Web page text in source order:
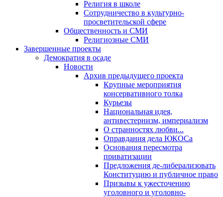
Религия в школе
Сотрудничество в культурно-
просветительской сфере
Общественность и СМИ
Религиозные СМИ
Завершенные проекты
Демократия в осаде
Новости
Архив предыдущего проекта
Крупные мероприятия
консервативного толка
Курьезы
Национальная идея,
антивестернизм, империализм
О странностях любви...
Оправдания дела ЮКОСа
Основания пересмотра
приватизации
Предложения де-либерализовать
Конституцию и публичное право
Призывы к ужесточению
уголовного и уголовно-